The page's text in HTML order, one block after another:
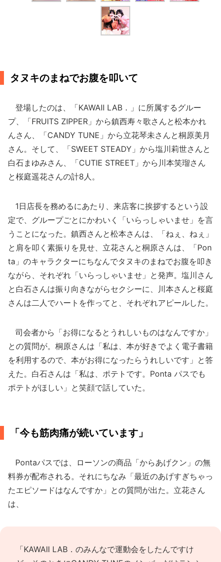
タヌキのまねでお腹を叩いて
登場したのは、「KAWAII LAB．」に所属するグルー
プ、「FRUITS ZIPPER」から鎮西寿々歌さんと松本かれ
んさん、「CANDY TUNE」から立花琴未さんと桐原美月
さん。そして、「SWEET STEADY」から塩川莉世さんと
白石まゆみさん、「CUTIE STREET」から川本笑瑠さん
と桜庭遥花さんの計8人。
1日店長を務めるにあたり、来店客に挨拶するという設
定で、グループごとにかわいく「いらっしゃいませ」を言
うことになった。鎮西さんと松本さんは、「ねぇ、ねぇ」
と肩を叩く素振りを見せ、立花さんと桐原さんは、「Pon
ta」のキャラクターにちなんでタヌキのまねでお腹を叩き
ながら、それぞれ「いらっしゃいませ」と発声。塩川さん
と白石さんは振り向きながらセクシーに、川本さんと桜庭
さんは二人でハートを作ってと、それぞれアピールした。
司会者から「お得になるとうれしいものはなんですか」
との質問が。桐原さんは「私は、本が好きでよく電子書籍
を利用するので、本がお得になったらうれしいです」と答
えた。白石さんは「私は、ポテトです。Ponta パスでも
ポテトがほしい」と笑顔で話していた。
「今も筋肉痛が続いています」
Pontaパスでは、ローソンの商品「からあげクン」の無
料券が配布される。それにちなみ「最近のあげすぎちゃっ
たエピソードはなんですか」との質問が出た。立花さん
は、
「KAWAII LAB．のみんなで運動会をしたんですけ